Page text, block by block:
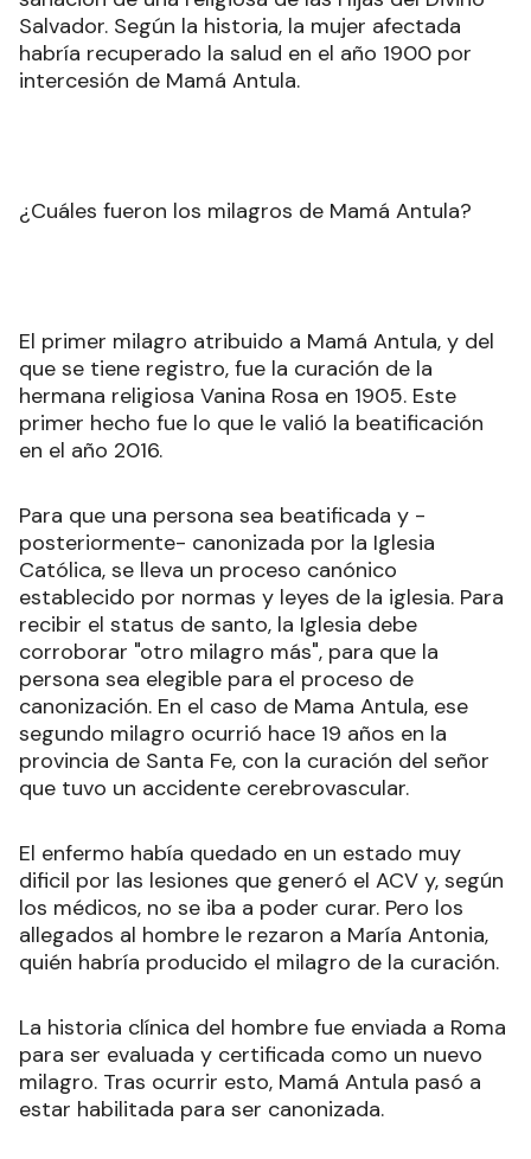
Salvador. Según la historia, la mujer afectada
habría recuperado la salud en el año 1900 por
intercesión de Mamá Antula.
¿Cuáles fueron los milagros de Mamá Antula?
El primer milagro atribuido a Mamá Antula, y del
que se tiene registro, fue la curación de la
hermana religiosa Vanina Rosa en 1905. Este
primer hecho fue lo que le valió la beatificación
en el año 2016.
Para que una persona sea beatificada y -
posteriormente- canonizada por la Iglesia
Católica, se lleva un proceso canónico
establecido por normas y leyes de la iglesia. Para
recibir el status de santo, la Iglesia debe
corroborar "otro milagro más", para que la
persona sea elegible para el proceso de
canonización. En el caso de Mama Antula, ese
segundo milagro ocurrió hace 19 años en la
provincia de Santa Fe, con la curación del señor
que tuvo un accidente cerebrovascular.
El enfermo había quedado en un estado muy
dificil por las lesiones que generó el ACV y, según
los médicos, no se iba a poder curar. Pero los
allegados al hombre le rezaron a María Antonia,
quién habría producido el milagro de la curación.
La historia clínica del hombre fue enviada a Roma
para ser evaluada y certificada como un nuevo
milagro. Tras ocurrir esto, Mamá Antula pasó a
estar habilitada para ser canonizada.